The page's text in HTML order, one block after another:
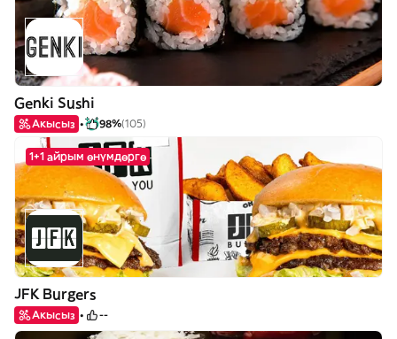
Genki Sushi
Акысыз 98%(105)
1+1 айрым өнүмдөргө
JFK Burgers
Акысыз --